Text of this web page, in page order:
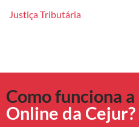
Justiça Tributária
Como funciona a
Online da Cejur?